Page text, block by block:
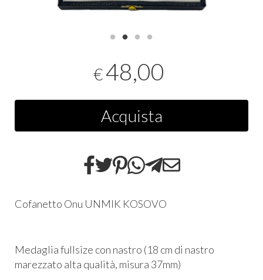
€48,00
Acquista
Cofanetto Onu UNMIK KOSOVO
Medaglia fullsize con nastro (18 cm di nastro
marezzato alta qualità, misura 37mm)